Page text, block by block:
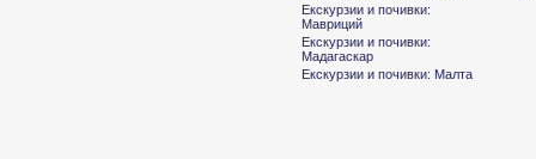
Екскурзии и почивки:
Мавриций
Екскурзии и почивки:
Мадагаскар
Екскурзии и почивки: Малта